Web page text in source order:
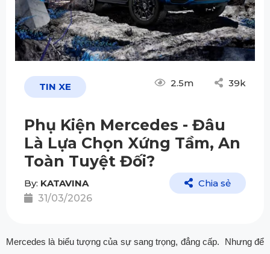
TIN XE 2.5m 39k
Phụ Kiện Mercedes - Đâu
Là Lựa Chọn Xứng Tầm, An
Toàn Tuyệt Đối?
By: KATAVINA
31/03/2026
Chia sẻ
Mercedes là biểu tượng của sự sang trọng, đẳng cấp. Nhưng để